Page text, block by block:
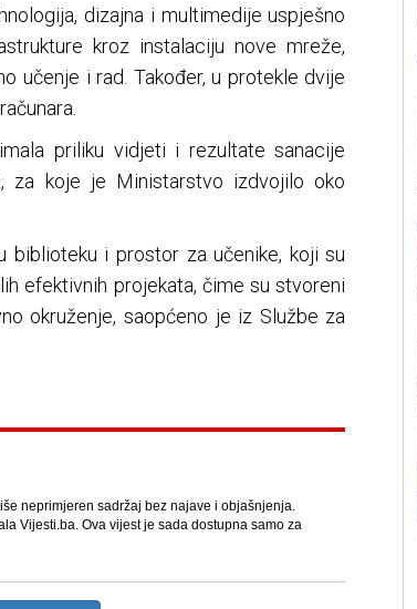
dizajna i multimedije uspješno
kroz instalaciju nove mreže,
učenje i rad. Također, u protekle dvije
priliku vidjeti i rezultate sanacije
za koje je Ministarstvo izdvojilo oko
biblioteku i prostor za učenike, koji su
efektivnih projekata, čime su stvoreni
okruženje, saopćeno je iz Službe za
neprimjeren sadržaj bez najave i objašnjenja.
Vijesti.ba. Ova vijest je sada dostupna samo za